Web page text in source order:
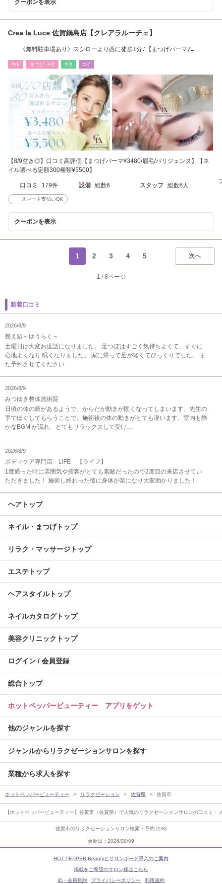
佐賀市のリラクゼーションサロン検索・予約 (1/8)
更新日：2026/08/09
クーポンを表示
Crea la Luce 佐賀鍋島店【クレアラルーチェ】
《無料駐車場あり》スシローより西に徒歩1分♪【まつげパーマ/
ﾈｲﾙ まつげ･ﾒｲｸ ﾘﾗｸ ｴｽﾃ
【8/9空き◎】口コミ高評価【まつげパーマ¥3480/眉毛/パリジェンヌ】【ネ
イル選べる定額300種類¥5500】
口コミ 179件 設備 総数6 スタッフ 総数6人
スマート支払いOK
クーポンを表示
次へ
1 2 3 4 5
1 / 8ページ
新着口コミ
2026/8/9
整え処～ゆうらく～
土曜日は大変お世話になりました。 足つぼはすごく気持ちよくて、すぐに
心地よくなり 眠くなりました。 家に帰って足が軽くてびっくりでした。 ま
た予約させてください
2026/8/9
みつゆき整体施術院
日頃の体の癖があるようで、からだが動きが固くなってしまいます。先生の
手でほぐしてもらうことで、施術後の体の動きがとても違います。室内も静
かなBGM が流れ、とてもリラックスして受け…
2026/8/9
ボディケア専門店 LIFE 【ライフ】
1度通った時に雰囲気や接客がとても素敵だったので2度目の来店させてい
ただきました！ 施術し終わった後に身体が楽になり大変助かりました！
ヘアトップ
ネイル・まつげトップ
リラク・マッサージトップ
エステトップ
ヘアスタイルトップ
ネイルカタログトップ
美容クリニックトップ
ログイン / 会員登録
総合トップ
ホットペッパービューティー アプリをゲット
他のジャンルを探す
ジャンルからリラクゼーションサロンを探す
業種から求人を探す
ホットペッパービューティー リラクゼーション 佐賀県 佐賀市
【ホットペッパービューティー】佐賀市（佐賀県）で人気のリラクゼーションサロンの口コミ
HOT PEPPER Beautyとサロンボード導入のご案内
掲載をご希望のサロン様はこちら
ID・会員規約
プライバシーポリシー 利用規約